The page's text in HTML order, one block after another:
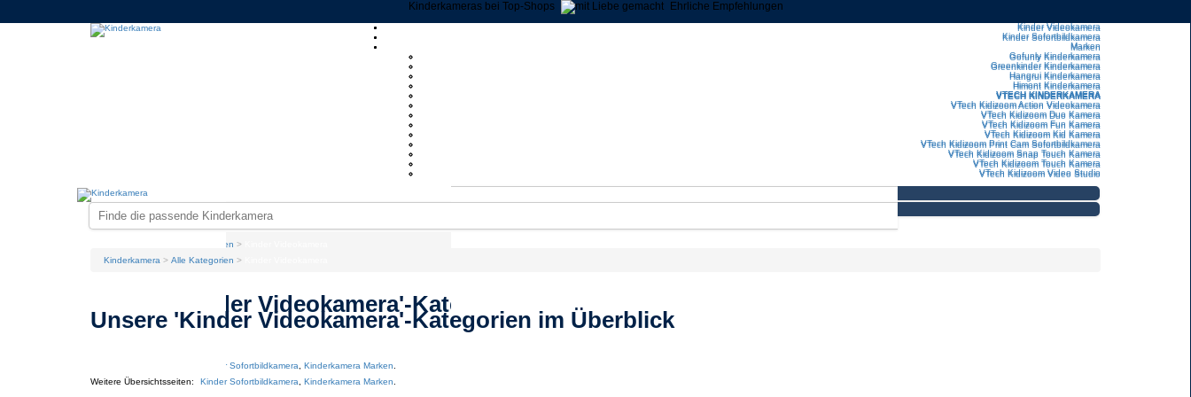
Kinderkameras bei Top-Shops Ehrliche Empfehlungen
Kinder Videokamera
Kinder Sofortbildkamera
Marken
Gofunly Kinderkamera
Greenkinder Kinderkamera
Hangrui Kinderkamera
Himont Kinderkamera
VTECH KINDERKAMERA
VTech Kidizoom Action Videokamera
VTech Kidizoom Duo Kamera
VTech Kidizoom Fun Kamera
VTech Kidizoom Kid Kamera
VTech Kidizoom Print Cam Sofortbildkamera
VTech Kidizoom Snap Touch Kamera
VTech Kidizoom Touch Kamera
VTech Kidizoom Video Studio
Kinderkamera Alle Kategorien
Unsere 'Kinder Videokamera'-Kategorien im Überblick
Weitere Übersichtsseiten: Kinder Sofortbildkamera Kinderkamera Marken